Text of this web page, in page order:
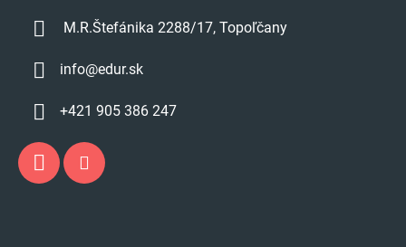
M.R.Štefánika 2288/17, Topoľčany
info@edur.sk
+421 905 386 247